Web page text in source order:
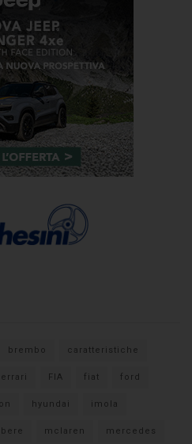
brembo caratteristiche
FIA fiat ford
hyundai imola
mclaren mercedes